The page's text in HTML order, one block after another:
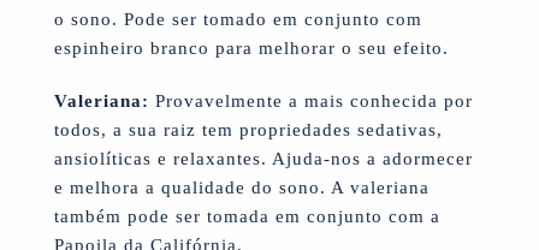
o sono. Pode ser tomado em conjunto com
espinheiro branco para melhorar o seu efeito.
Valeriana: Provavelmente a mais conhecida por
todos, a sua raiz tem propriedades sedativas,
ansiolíticas e relaxantes. Ajuda-nos a adormecer
e melhora a qualidade do sono. A valeriana
também pode ser tomada em conjunto com a
Papoila da Califórnia.